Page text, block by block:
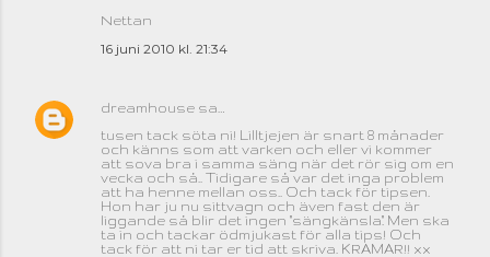
Nettan
16 juni 2010 kl. 21:34
dreamhouse sa…
tusen tack söta ni! Lilltjejen är snart 8 månader
och känns som att varken och eller vi kommer
att sova bra i samma säng när det rör sig om en
vecka och så.. Tidigare så var det inga problem
att ha henne mellan oss.. Och tack för tipsen.
Hon har ju nu sittvagn och även fast den är
liggande så blir det ingen "sängkänsla". Men ska
ta in och tackar ödmjukast för alla tips! Och
tack för att ni tar er tid att skriva. KRAMAR!! xx